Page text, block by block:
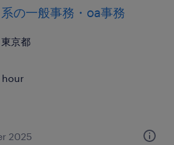
の一般事務・oa事務
京都
hour
2025